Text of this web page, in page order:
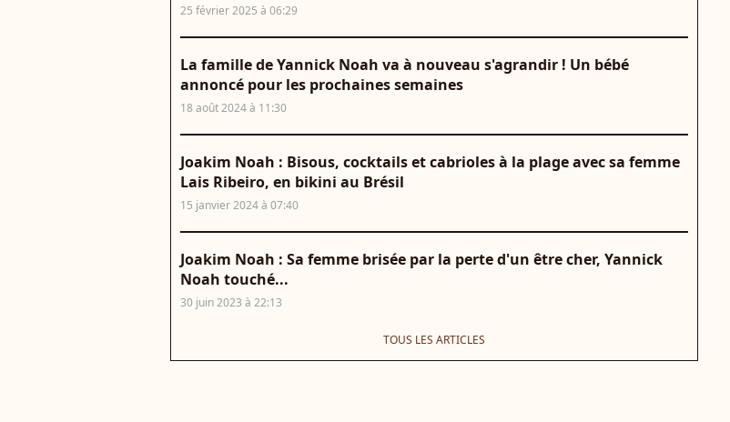
25 février 2025 à 06:29
La famille de Yannick Noah va à nouveau s'agrandir ! Un bébé
annoncé pour les prochaines semaines
18 août 2024 à 11:30
Joakim Noah : Bisous, cocktails et cabrioles à la plage avec sa femme
Lais Ribeiro, en bikini au Brésil
15 janvier 2024 à 07:40
Joakim Noah : Sa femme brisée par la perte d'un être cher, Yannick
Noah touché...
30 juin 2023 à 22:13
TOUS LES ARTICLES